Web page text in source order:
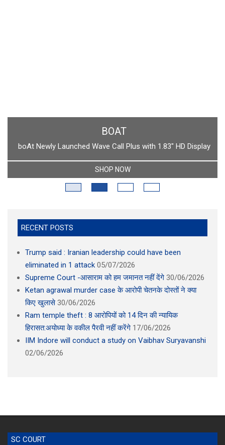
BOAT
boAt Newly Launched Wave Call Plus with 1.83" HD Display
SHOP NOW
RECENT POSTS
Trump said : Iranian leadership could have been
eliminated in 1 attack 05/07/2026
Supreme Court -आसाराम को हम जमानत नहीं देंगे 30/06/2026
Ketan agrawal murder case के आरोपी चेतनके दोस्तों ने क्या
किए खुलासे 30/06/2026
Ram temple theft : 8 आरोपियों को 14 दिन की न्यायिक
हिरासत:अयोध्या के वकील पैरवी नहीं करेंगे 17/06/2026
IIM Indore will conduct a study on Vaibhav Suryavanshi
02/06/2026
SC COURT